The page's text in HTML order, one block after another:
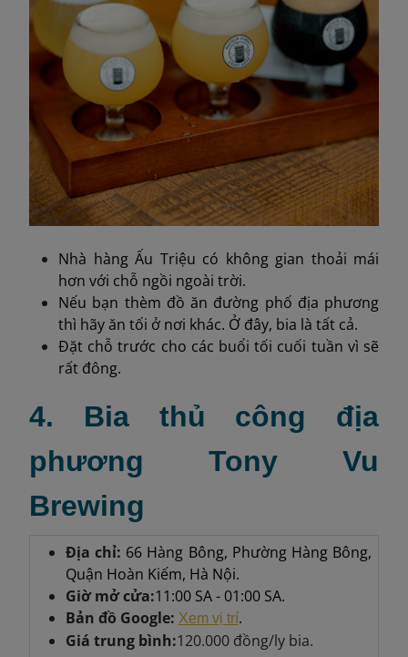
Nhà hàng Ấu Triệu có không gian thoải mái
hơn với chỗ ngồi ngoài trời.
Nếu bạn thèm đồ ăn đường phố địa phương
thì hãy ăn tối ở nơi khác. Ở đây, bia là tất cả.
Đặt chỗ trước cho các buổi tối cuối tuần vì sẽ
rất đông.
4. Bia thủ công địa
phương Tony Vu
Brewing
Địa chỉ: 66 Hàng Bông, Phường Hàng Bông,
Quận Hoàn Kiếm, Hà Nội.
Giờ mở cửa:11:00 SA - 01:00 SA.
Bản đồ Google: Xem vị trí.
Giá trung bình:120.000 đồng/ly bia.